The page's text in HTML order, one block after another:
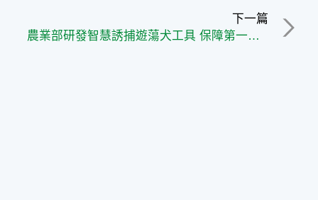
下一篇
農業部研發智慧誘捕遊蕩犬工具 保障第一線人員安全